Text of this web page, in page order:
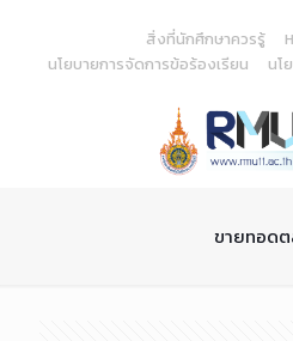
Content
สิ่งที่นักศึกษาควรรู้
นโยบายการจัดการข้อร้องเรียน
นโ
ขายทอด